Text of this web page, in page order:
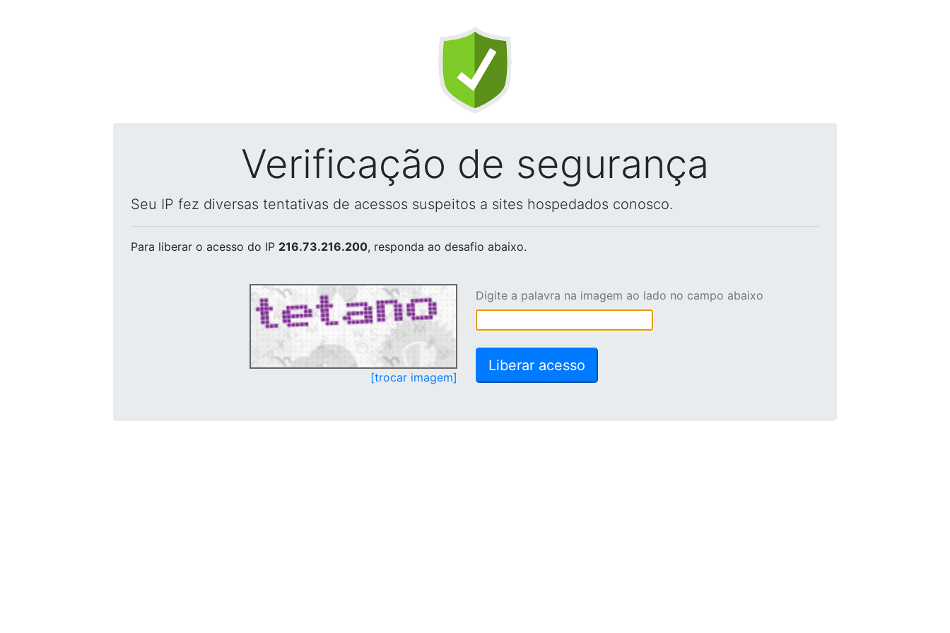
Verificação de segurança
Seu IP fez diversas tentativas de acessos suspeitos a sites hospedados conosco.
Para liberar o acesso do IP 216.73.216.200, responda ao desafio abaixo.
[trocar imagem]
Digite a palavra na imagem ao lado no campo abaixo